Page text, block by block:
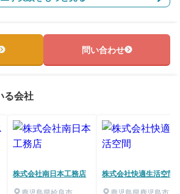
問い合わせ
る会社
株式会社南日本工務店
鹿児島県姶良市
株式会社快適生活空間
鹿児島県鹿児島市